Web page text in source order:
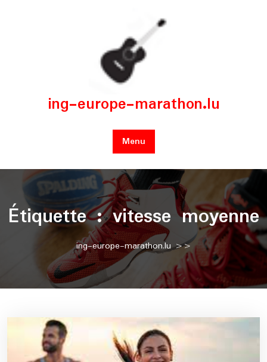
ing-europe-marathon.lu
Menu
Étiquette :vitesse moyenne
ing-europe-marathon.lu>>